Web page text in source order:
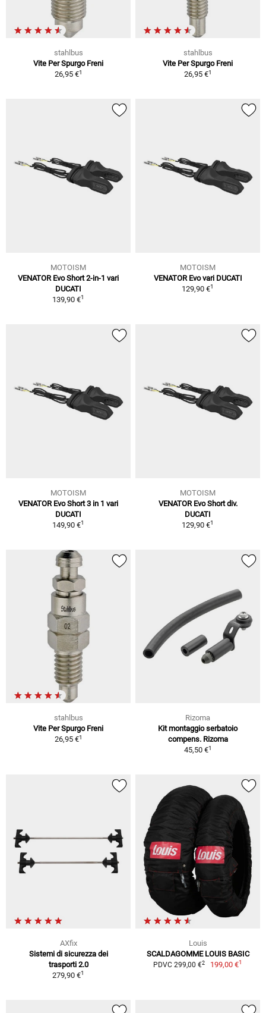
stahlbus
Vite Per Spurgo Freni
26,95 €1
stahlbus
Vite Per Spurgo Freni
26,95 €1
MOTOISM
VENATOR Evo Short 2-in-1 vari
DUCATI
139,90 €1
MOTOISM
VENATOR Evo vari DUCATI
129,90 €1
MOTOISM
VENATOR Evo Short 3 in 1 vari
DUCATI
149,90 €1
MOTOISM
VENATOR Evo Short div.
DUCATI
129,90 €1
stahlbus
Vite Per Spurgo Freni
26,95 €1
Rizoma
Kit montaggio serbatoio
compens. Rizoma
45,50 €1
AXfix
Sistemi di sicurezza dei
trasporti 2.0
279,90 €1
Louis
SCALDAGOMME LOUIS BASIC
PDVC 299,00 €2 199,00 €1